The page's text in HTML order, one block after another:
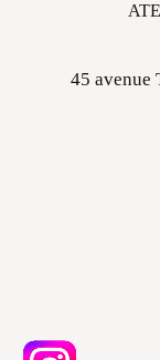
45 avenue